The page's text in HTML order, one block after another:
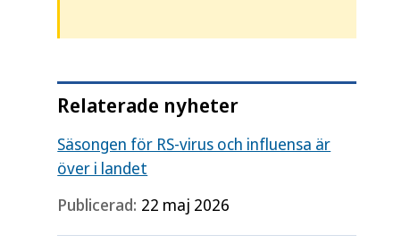
Relaterade nyheter
Säsongen för RS-virus och influensa är
över i landet
Publicerad: 22 maj 2026